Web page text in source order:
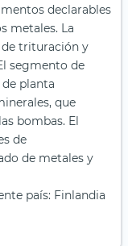
declarables
metales. La
de trituración y
segmento de
planta
que
bombas. El
de
de metales y
país: Finlandia